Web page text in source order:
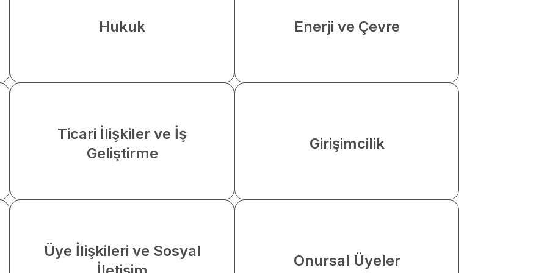
Hukuk Enerji ve Çevre
Ticari İlişkiler ve İş
Geliştirme
Girişimcilik
Üye İlişkileri ve Sosyal
Onursal Üyeler